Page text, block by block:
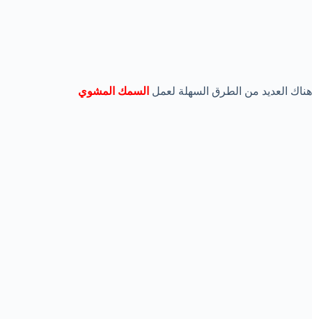
هناك العديد من الطرق السهلة لعمل السمك المشوي